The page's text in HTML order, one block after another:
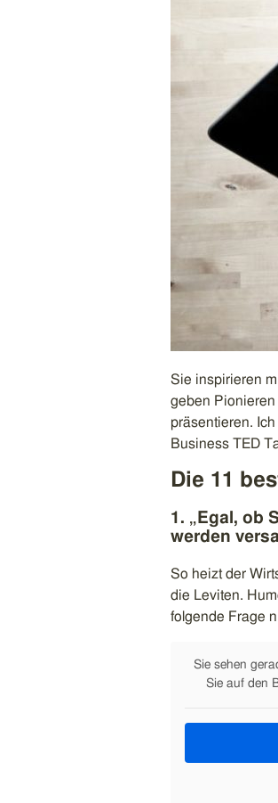
Sie inspirieren
geben
präsentieren.
Business TED
Die 11
1. „Egal, ob
werden
So heizt der
die Leviten.
folgende Frage
Sie sehen
Sie auf den